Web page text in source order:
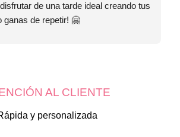
de una tarde ideal creando tus
ganas de repetir! 🤗
AL CLIENTE
y personalizada